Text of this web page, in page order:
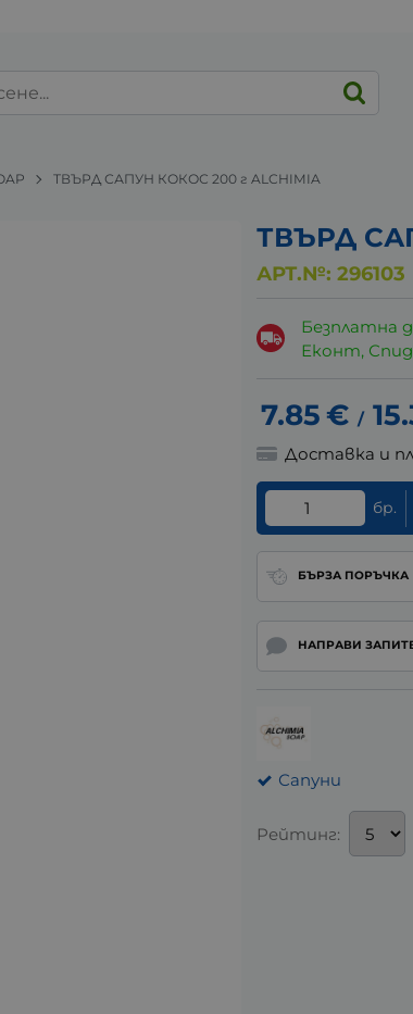
ТВЪРД САПУН КОКОС 200 г ALCHIMIA
ТВЪРД
АРТ.№: 296103
Безплатна
Еконт,
7.85€ /
Доставка и
бр.
БЪРЗА ПОРЪЧКА
НАПРАВИ
Сапуни
Рейтинг: